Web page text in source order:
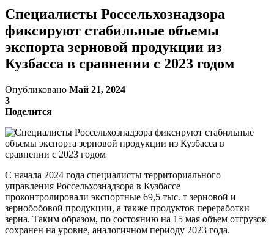
Специалисты Россельхознадзора
фиксируют стабильные объемы
экспорта зерновой продукции из
Кузбасса в сравнении с 2023 годом
Опубликовано Май 21, 2024
3
Поделится
С начала 2024 года специалисты территориального
управления Россельхознадзора в Кузбассе
проконтролировали экспортные 69,5 тыс. т зерновой и
зернобобовой продукции, а также продуктов переработки
зерна. Таким образом, по состоянию на 15 мая объем отгрузок
сохранен на уровне, аналогичном периоду 2023 года.